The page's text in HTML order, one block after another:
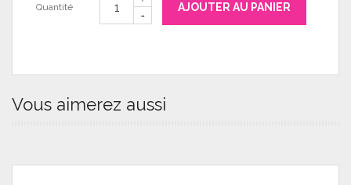
Quantité AJOUTER AU PANIER
Vous aimerez aussi